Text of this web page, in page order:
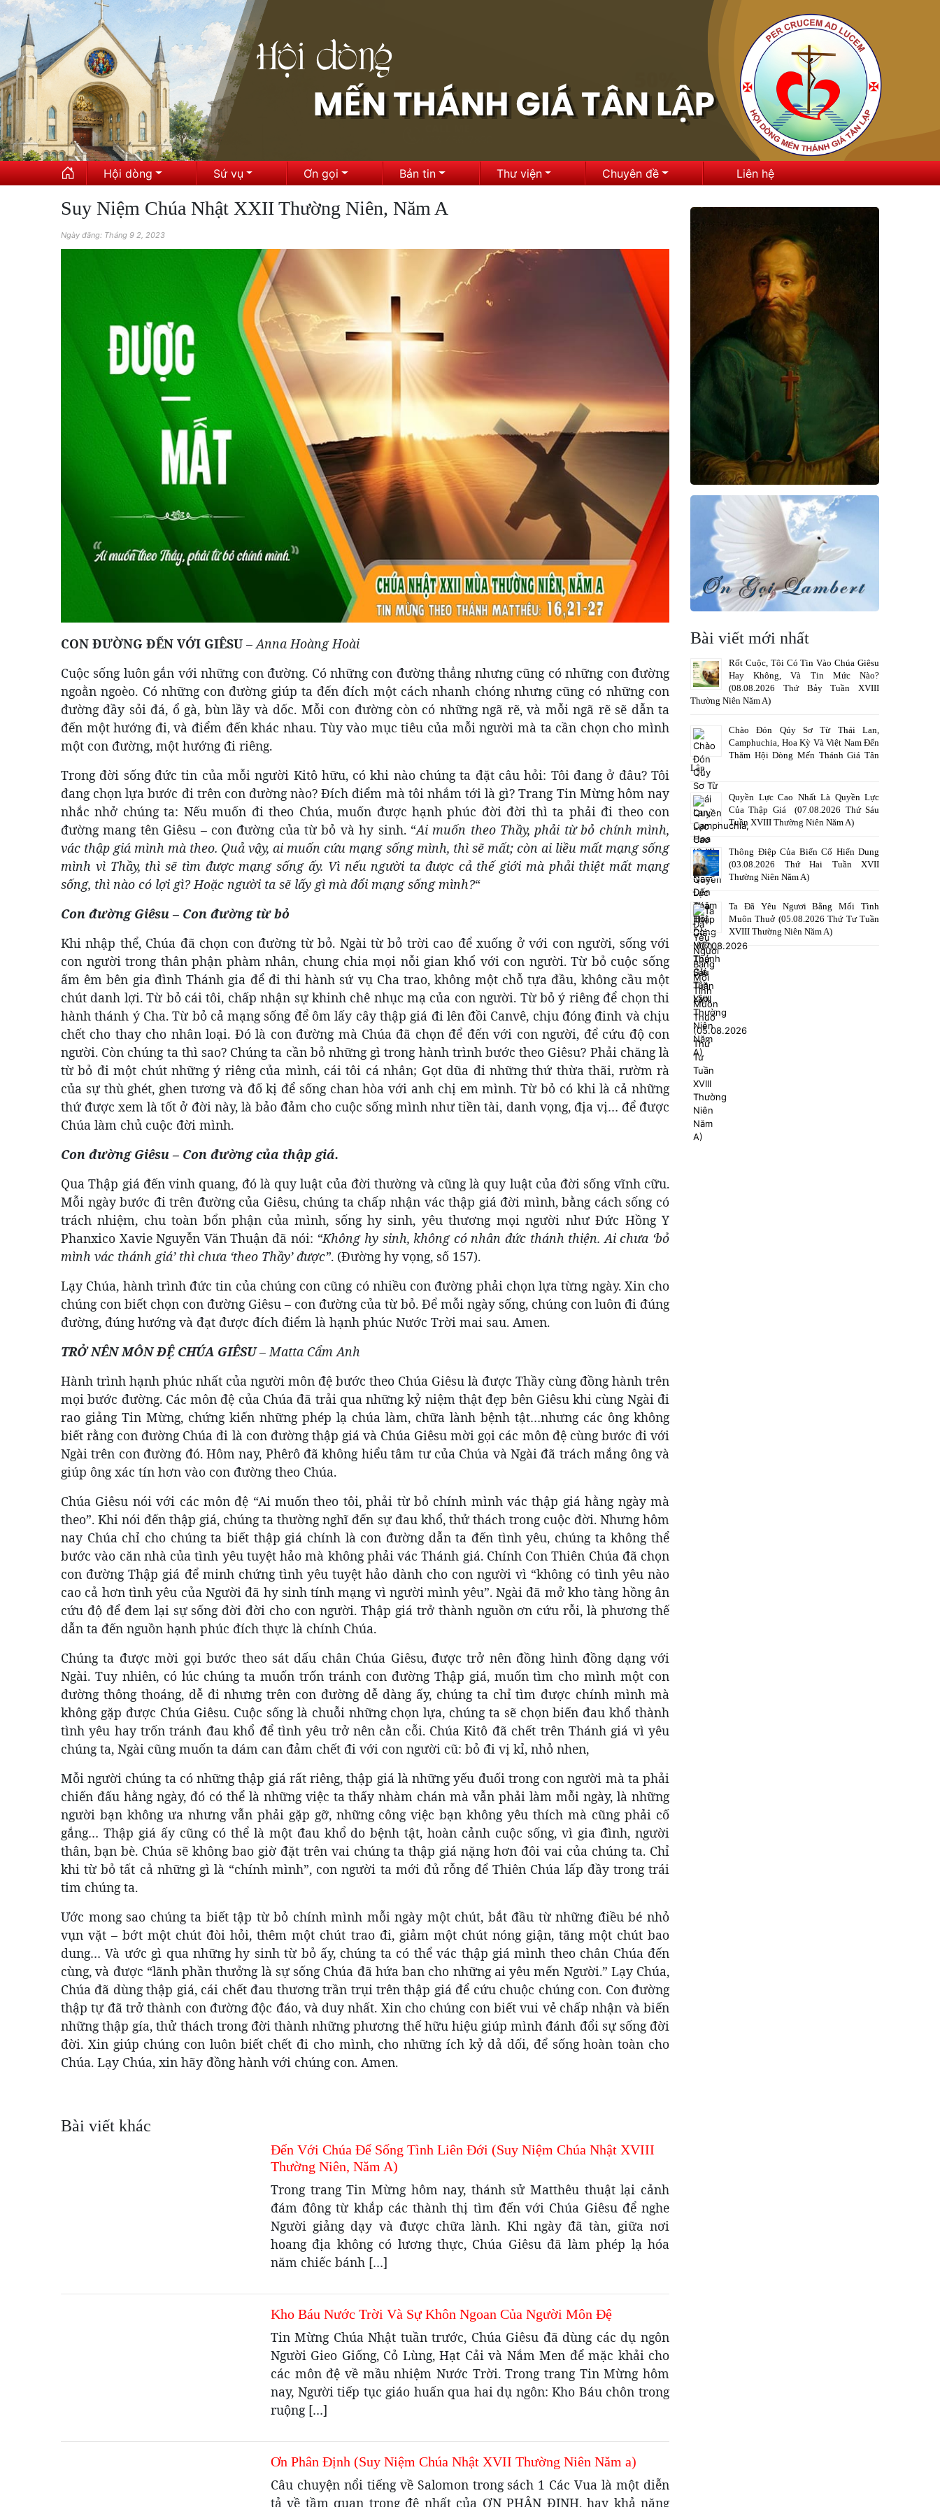
Hội dòng Sứ vụ Ơn gọi Bản tin Thư viện Chuyên đề Liên hệ
Suy Niệm Chúa Nhật XXII Thường Niên, Năm A
Ngày đăng: Tháng 9 2, 2023
CON ĐƯỜNG ĐẾN VỚI GIÊSU –Anna Hoàng Hoài
Cuộc sống luôn gắn với những con đường. Có những con đường thẳng nhưng cũng có những con đường
ngoằn ngoèo. Có những con đường giúp ta đến đích một cách nhanh chóng nhưng cũng có những con
đường đầy sỏi đá, ổ gà, bùn lầy và dốc. Mỗi con đường còn có những ngã rẽ, và mỗi ngã rẽ sẽ dẫn ta
đến một hướng đi, và điểm đến khác nhau. Tùy vào mục tiêu của mỗi người mà ta cần chọn cho mình
một con đường, một hướng đi riêng.
Trong đời sống đức tin của mỗi người Kitô hữu, có khi nào chúng ta đặt câu hỏi: Tôi đang ở đâu? Tôi
đang chọn lựa bước đi trên con đường nào? Đích điểm mà tôi nhắm tới là gì? Trang Tin Mừng hôm nay
nhắc nhở chúng ta: Nếu muốn đi theo Chúa, muốn được hạnh phúc đời đời thì ta phải đi theo con
đường mang tên Giêsu – con đường của từ bỏ và hy sinh. “Ai muốn theo Thầy, phải từ bỏ chính mình,
vác thập giá mình mà theo. Quả vậy, ai muốn cứu mạng sống mình, thì sẽ mất; còn ai liều mất mạng sống
mình vì Thầy, thì sẽ tìm được mạng sống ấy. Vì nếu người ta được cả thế giới mà phải thiệt mất mạng
sống, thì nào có lợi gì? Hoặc người ta sẽ lấy gì mà đổi mạng sống mình?“
Con đường Giêsu – Con đường từ bỏ
Khi nhập thể, Chúa đã chọn con đường từ bỏ. Ngài từ bỏ trời cao để xuống ở với con người, sống với
con người trong thân phận phàm nhân, chung chia mọi nỗi gian khổ với con người. Từ bỏ cuộc sống
ấm êm bên gia đình Thánh gia để đi thi hành sứ vụ Cha trao, không một chỗ tựa đầu, không cầu một
chút danh lợi. Từ bỏ cái tôi, chấp nhận sự khinh chê nhục mạ của con người. Từ bỏ ý riêng để chọn thi
hành thánh ý Cha. Từ bỏ cả mạng sống để ôm lấy cây thập giá đi lên đồi Canvê, chịu đóng đinh và chịu
chết cho thay cho nhân loại. Đó là con đường mà Chúa đã chọn để đến với con người, để cứu độ con
người. Còn chúng ta thì sao? Chúng ta cần bỏ những gì trong hành trình bước theo Giêsu? Phải chăng là
từ bỏ đi một chút những ý riêng của mình, cái tôi cá nhân; Gọt dũa đi những thứ thừa thãi, rườm rà
của sự thù ghét, ghen tương và đố kị để sống chan hòa với anh chị em mình. Từ bỏ có khi là cả những
thứ được xem là tốt ở đời này, là bảo đảm cho cuộc sống mình như tiền tài, danh vọng, địa vị… để được
Chúa làm chủ cuộc đời mình.
Con đường Giêsu – Con đường của thập giá.
Qua Thập giá đến vinh quang, đó là quy luật của đời thường và cũng là quy luật của đời sống vĩnh cữu.
Mỗi ngày bước đi trên đường của Giêsu, chúng ta chấp nhận vác thập giá đời mình, bằng cách sống có
trách nhiệm, chu toàn bổn phận của mình, sống hy sinh, yêu thương mọi người như Đức Hồng Y
Phanxico Xavie Nguyễn Văn Thuận đã nói: “Không hy sinh, không có nhân đức thánh thiện. Ai chưa ‘bỏ
mình vác thánh giá’ thì chưa ‘theo Thầy’ được”. (Đường hy vọng, số 157).
Lạy Chúa, hành trình đức tin của chúng con cũng có nhiều con đường phải chọn lựa từng ngày. Xin cho
chúng con biết chọn con đường Giêsu – con đường của từ bỏ. Để mỗi ngày sống, chúng con luôn đi đúng
đường, đúng hướng và đạt được đích điểm là hạnh phúc Nước Trời mai sau. Amen.
TRỞ NÊN MÔN ĐỆ CHÚA GIÊSU–Matta Cẩm Anh
Hành trình hạnh phúc nhất của người môn đệ bước theo Chúa Giêsu là được Thầy cùng đồng hành trên
mọi bước đường. Các môn đệ của Chúa đã trải qua những kỷ niệm thật đẹp bên Giêsu khi cùng Ngài đi
rao giảng Tin Mừng, chứng kiến những phép lạ chúa làm, chữa lành bệnh tật…nhưng các ông không
biết rằng con đường Chúa đi là con đường thập giá và Chúa Giêsu mời gọi các môn đệ cùng bước đi với
Ngài trên con đường đó. Hôm nay, Phêrô đã không hiểu tâm tư của Chúa và Ngài đã trách mắng ông và
giúp ông xác tín hơn vào con đường theo Chúa.
Chúa Giêsu nói với các môn đệ “Ai muốn theo tôi, phải từ bỏ chính mình vác thập giá hằng ngày mà
theo”. Khi nói đến thập giá, chúng ta thường nghĩ đến sự đau khổ, thử thách trong cuộc đời. Nhưng hôm
nay Chúa chỉ cho chúng ta biết thập giá chính là con đường dẫn ta đến tình yêu, chúng ta không thể
bước vào căn nhà của tình yêu tuyệt hảo mà không phải vác Thánh giá. Chính Con Thiên Chúa đã chọn
con đường Thập giá để minh chứng tình yêu tuyệt hảo dành cho con người vì “không có tình yêu nào
cao cả hơn tình yêu của Người đã hy sinh tính mạng vì người mình yêu”. Ngài đã mở kho tàng hồng ân
cứu độ để đem lại sự sống đời đời cho con người. Thập giá trở thành nguồn ơn cứu rỗi, là phương thế
dẫn ta đến nguồn hạnh phúc đích thực là chính Chúa.
Chúng ta được mời gọi bước theo sát dấu chân Chúa Giêsu, được trở nên đồng hình đồng dạng với
Ngài. Tuy nhiên, có lúc chúng ta muốn trốn tránh con đường Thập giá, muốn tìm cho mình một con
đường thông thoáng, dễ đi nhưng trên con đường dễ dàng ấy, chúng ta chỉ tìm được chính mình mà
không gặp được Chúa Giêsu. Cuộc sống là chuỗi những chọn lựa, chúng ta sẽ chọn biến đau khổ thành
tình yêu hay trốn tránh đau khổ để tình yêu trở nên cằn cỗi. Chúa Kitô đã chết trên Thánh giá vì yêu
chúng ta, Ngài cũng muốn ta dám can đảm chết đi với con người cũ: bỏ đi vị kỉ, nhỏ nhen,
Mỗi người chúng ta có những thập giá rất riêng, thập giá là những yếu đuối trong con người mà ta phải
chiến đấu hằng ngày, đó có thể là những việc ta thấy nhàm chán mà vẫn phải làm mỗi ngày, là những
người bạn không ưa nhưng vẫn phải gặp gỡ, những công việc bạn không yêu thích mà cũng phải cố
gắng… Thập giá ấy cũng có thể là một đau khổ do bệnh tật, hoàn cảnh cuộc sống, vì gia đình, người
thân, bạn bè. Chúa sẽ không bao giờ đặt trên vai chúng ta thập giá nặng hơn đôi vai của chúng ta. Chỉ
khi từ bỏ tất cả những gì là “chính mình”, con người ta mới đủ rỗng để Thiên Chúa lấp đầy trong trái
tim chúng ta.
Ước mong sao chúng ta biết tập từ bỏ chính mình mỗi ngày một chút, bắt đầu từ những điều bé nhỏ
vụn vặt – bớt một chút đòi hỏi, thêm một chút trao đi, giảm một chút nóng giận, tăng một chút bao
dung… Và ước gì qua những hy sinh từ bỏ ấy, chúng ta có thể vác thập giá mình theo chân Chúa đến
cùng, và được “lãnh phần thưởng là sự sống Chúa đã hứa ban cho những ai yêu mến Người.” Lạy Chúa,
Chúa đã dùng thập giá, cái chết đau thương trần trụi trên thập giá để cứu chuộc chúng con. Con đường
thập tự đã trở thành con đường độc đáo, và duy nhất. Xin cho chúng con biết vui vẻ chấp nhận và biến
những thập gía, thử thách trong đời thành những phương thế hữu hiệu giúp mình đánh đổi sự sống đời
đời. Xin giúp chúng con luôn biết chết đi cho mình, cho những ích kỷ dả dối, để sống hoàn toàn cho
Chúa. Lạy Chúa, xin hãy đồng hành với chúng con. Amen.
Bài viết khác
Đến Với Chúa Để Sống Tình Liên Đới (Suy Niệm Chúa Nhật XVIII
Thường Niên, Năm A)
Trong trang Tin Mừng hôm nay, thánh sử Matthêu thuật lại cảnh
đám đông từ khắp các thành thị tìm đến với Chúa Giêsu để nghe
Người giảng dạy và được chữa lành. Khi ngày đã tàn, giữa nơi
hoang địa không có lương thực, Chúa Giêsu đã làm phép lạ hóa
năm chiếc bánh […]
Kho Báu Nước Trời Và Sự Khôn Ngoan Của Người Môn Đệ
Tin Mừng Chúa Nhật tuần trước, Chúa Giêsu đã dùng các dụ ngôn
Người Gieo Giống, Cỏ Lùng, Hạt Cải và Nắm Men để mặc khải cho
các môn đệ về mầu nhiệm Nước Trời. Trong trang Tin Mừng hôm
nay, Người tiếp tục giáo huấn qua hai dụ ngôn: Kho Báu chôn trong
ruộng […]
Ơn Phân Định (Suy Niệm Chúa Nhật XVII Thường Niên Năm a)
Câu chuyện nổi tiếng về Salomon trong sách 1 Các Vua là một diễn
tả về tầm quan trọng đệ nhất của ƠN PHÂN ĐỊNH, hay khả năng
Bài viết mới nhất
Rốt Cuộc, Tôi Có Tin Vào Chúa Giêsu
Hay Không, Và Tin Mức Nào?
(08.08.2026 Thứ Bảy Tuần XVIII
Thường Niên Năm A)
Chào Đón Qúy Sơ Từ Thái Lan,
Camphuchia, Hoa Kỳ Và Việt Nam Đến
Thăm Hội Dòng Mến Thánh Giá Tân
Lập
Quyền Lực Cao Nhất Là Quyền Lực
Của Thập Giá (07.08.2026 Thứ Sáu
Tuần XVIII Thường Niên Năm A)
Thông Điệp Của Biến Cố Hiển Dung
(03.08.2026 Thứ Hai Tuần XVII
Thường Niên Năm A)
Ta Đã Yêu Ngươi Bằng Mối Tình
Muôn Thuở (05.08.2026 Thứ Tư Tuần
XVIII Thường Niên Năm A)